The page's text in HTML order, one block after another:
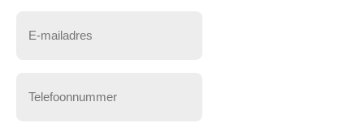
Telefoonnummer